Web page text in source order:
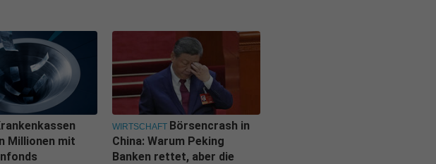
Millionen mit
WIRTSCHAFT Börsencrash in
China: Warum Peking
Banken rettet, aber die